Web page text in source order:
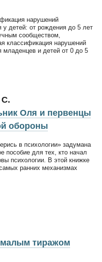
нарушений
у детей: от рождения до 5 лет
сообществом,
классификация нарушений
младенцев и детей от 0 до 5
С.
Оля и первенцы
обороны
в психологии» задумана
пособие для тех, кто начал
психологии. В этой книжке
ранних механизмах
малым тиражом